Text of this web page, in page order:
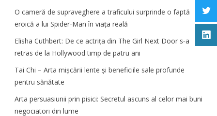
O cameră de supraveghere a traficului surprinde o faptă
eroică a lui Spider-Man în viața reală
Elisha Cuthbert: De ce actrița din The Girl Next Door s‑a
retras de la Hollywood timp de patru ani
Tai Chi – Arta mișcării lente și beneficiile sale profunde
pentru sănătate
Arta persuasiunii prin pisici: Secretul ascuns al celor mai buni
negociatori din lume